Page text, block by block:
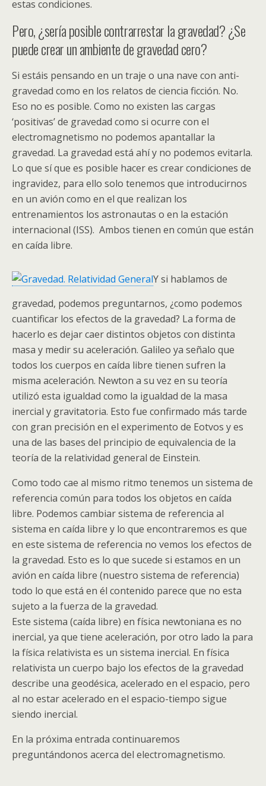
estas condiciones.
Pero, ¿sería posible contrarrestar la gravedad? ¿Se
puede crear un ambiente de gravedad cero?
Si estáis pensando en un traje o una nave con anti-
gravedad como en los relatos de ciencia ficción. No.
Eso no es posible. Como no existen las cargas
‘positivas’ de gravedad como si ocurre con el
electromagnetismo no podemos apantallar la
gravedad. La gravedad está ahí y no podemos evitarla.
Lo que sí que es posible hacer es crear condiciones de
ingravidez, para ello solo tenemos que introducirnos
en un avión como en el que realizan los
entrenamientos los astronautas o en la estación
internacional (ISS). Ambos tienen en común que están
en caída libre.
Y si hablamos de
gravedad, podemos preguntarnos, ¿como podemos
cuantificar los efectos de la gravedad? La forma de
hacerlo es dejar caer distintos objetos con distinta
masa y medir su aceleración. Galileo ya señalo que
todos los cuerpos en caída libre tienen sufren la
misma aceleración. Newton a su vez en su teoría
utilizó esta igualdad como la igualdad de la masa
inercial y gravitatoria. Esto fue confirmado más tarde
con gran precisión en el experimento de Eotvos y es
una de las bases del principio de equivalencia de la
teoría de la relatividad general de Einstein.
Como todo cae al mismo ritmo tenemos un sistema de
referencia común para todos los objetos en caída
libre. Podemos cambiar sistema de referencia al
sistema en caída libre y lo que encontraremos es que
en este sistema de referencia no vemos los efectos de
la gravedad. Esto es lo que sucede si estamos en un
avión en caída libre (nuestro sistema de referencia)
todo lo que está en él contenido parece que no esta
sujeto a la fuerza de la gravedad.
Este sistema (caída libre) en física newtoniana es no
inercial, ya que tiene aceleración, por otro lado la para
la física relativista es un sistema inercial. En física
relativista un cuerpo bajo los efectos de la gravedad
describe una geodésica, acelerado en el espacio, pero
al no estar acelerado en el espacio-tiempo sigue
siendo inercial.
En la próxima entrada continuaremos
preguntándonos acerca del electromagnetismo.